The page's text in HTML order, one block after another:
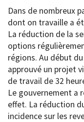
Dans de nombreux
dont on travaille a
La réduction de la
options
régions. Au début
approuvé un projet
de travail de 32
Le gouvernement a
effet. La réduction
incidence sur les